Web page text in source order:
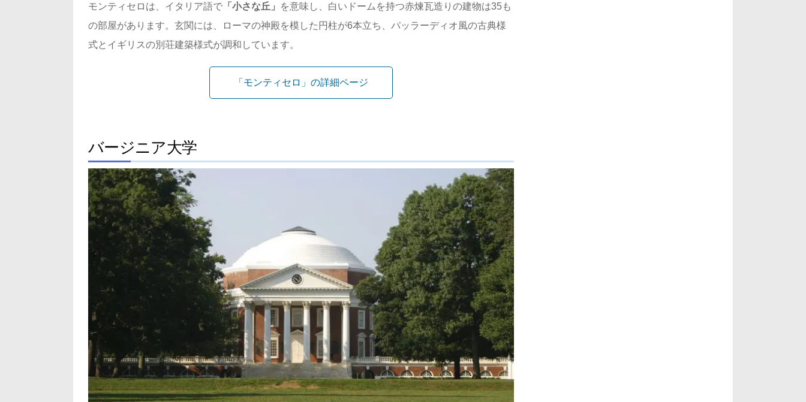
モンティセロは、イタリア語で 「小さな丘」
を意味し、白いドームを持つ赤煉瓦造りの建物は35も
の部屋があります。玄関には、ローマの神殿を模した円柱が6本立ち、パッラーディオ風の古典様
式とイギリスの別荘建築様式が調和しています。
「モンティセロ」の詳細ページ
バージニア大学